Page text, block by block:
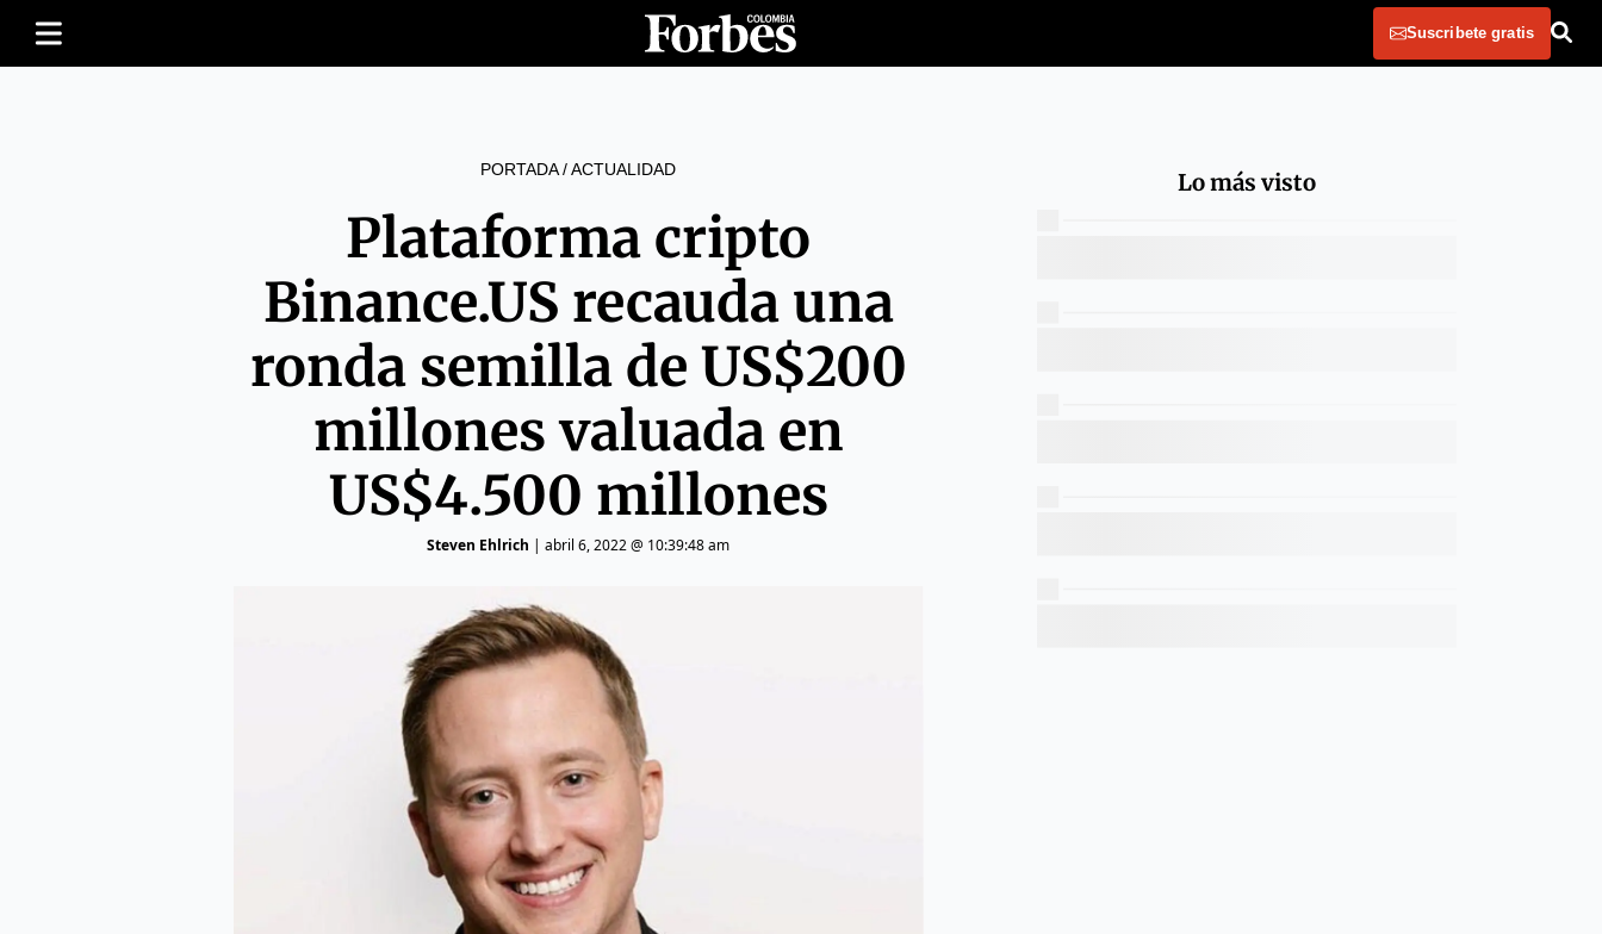
Suscribete gratis
PORTADA/ACTUALIDAD
Plataforma cripto
Binance.US recauda una
ronda semilla de US$200
millones valuada en
US$4.500 millones
Steven Ehlrich | abril 6, 2022 @ 10:39:48 am
Lo más visto